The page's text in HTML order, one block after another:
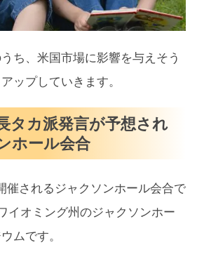
ち、米国市場に影響を与えそう
ップしていきます。
タカ派発言が予想され
ホール会合
催されるジャクソンホール会合で
イオミング州のジャクソンホー
ムです。